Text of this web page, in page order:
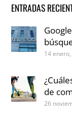
ENTRADAS
14
de
26